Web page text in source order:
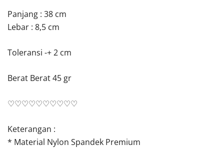
Panjang : 38 cm
Lebar : 8,5 cm
Toleransi -+ 2 cm
Berat Berat 45 gr
♡♡♡♡♡♡♡♡♡♡
Keterangan :
* Material Nylon Spandek Premium